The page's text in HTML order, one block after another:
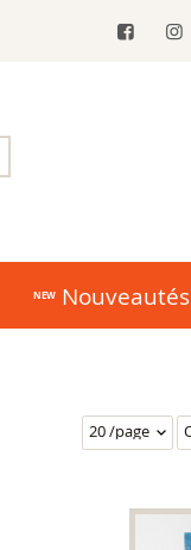
Nouveautés